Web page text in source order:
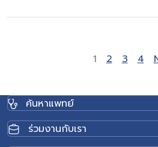
Site
Page
1 Page
2 Page
3 4
ค้นหาแพทย์
ร่วมงานกับเรา